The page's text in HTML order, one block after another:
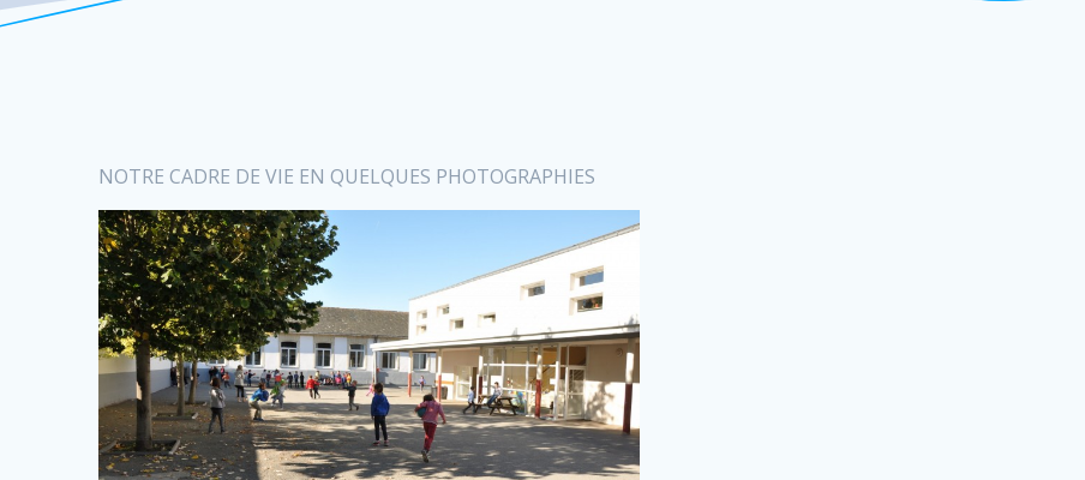
NOTRE CADRE DE VIE EN QUELQUES PHOTOGRAPHIES